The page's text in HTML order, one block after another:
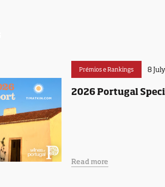
Prémios e Rankings 8
2026 Portugal
Read more